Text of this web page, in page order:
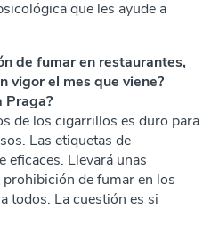
que les ayude a
de fumar en restaurantes,
vigor el mes que viene?
Praga?
de los cigarrillos es duro para
Las etiquetas de
eficaces. Llevará unas
de fumar en los
todos. La cuestión es si